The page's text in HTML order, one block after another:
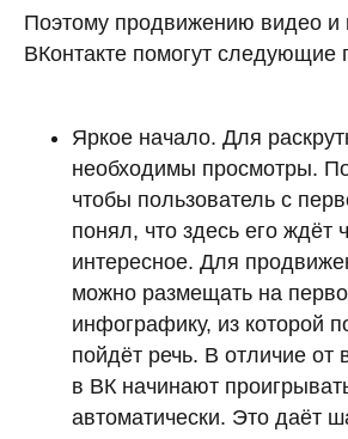
Поэтому продвижению видео и
ВКонтакте помогут следующие
Яркое начало. Для
необходимы просмотры.
чтобы пользователь с
понял, что здесь его ждёт
интересное. Для
можно размещать на
инфографику, из которой
пойдёт речь. В отличие от
в ВК начинают
автоматически. Это даёт